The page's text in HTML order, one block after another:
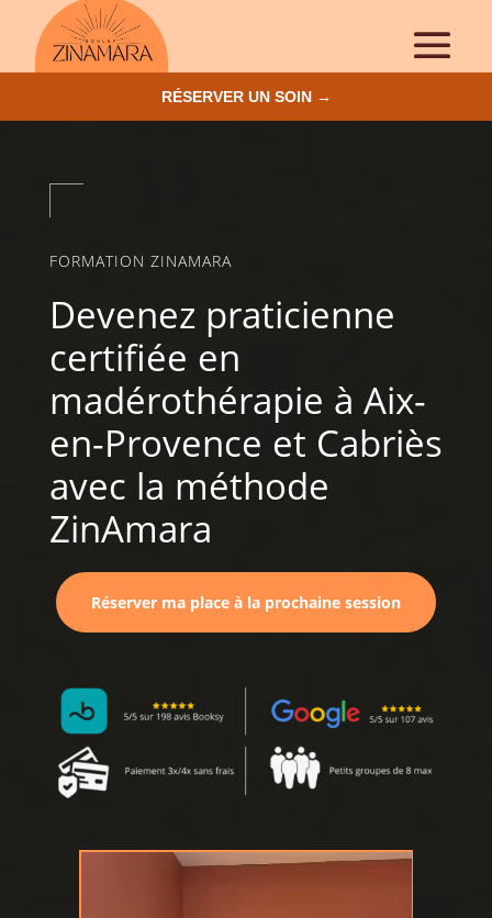
RÉSERVER UN SOIN →
FORMATION ZINAMARA
Devenez praticienne
certifiée en
madérothérapie à Aix-
en-Provence et Cabriès
avec la méthode
ZinAmara
Réserver ma place à la prochaine session